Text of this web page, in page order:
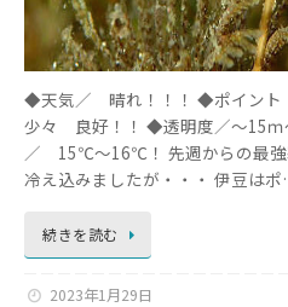
◆天気／ 晴れ！！！ ◆ポイン
少々 良好！！ ◆透明度／～15ｍ
／ 15℃～16℃！ 先週からの最強
冷え込みましたが・・・ 伊豆は
続きを読む
2023年1月29日